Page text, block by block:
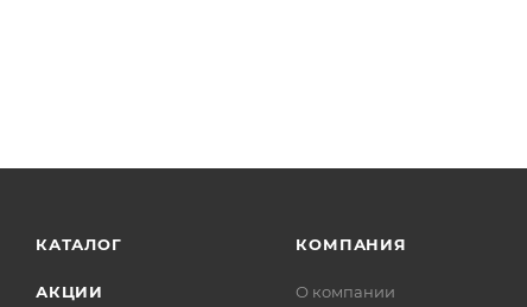
КАТАЛОГ
АКЦИИ
КОМПАНИЯ
О компании